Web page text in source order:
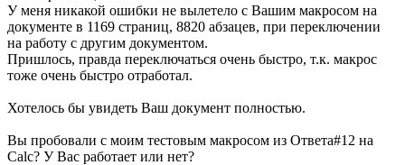
У меня никакой ошибки не вылетело с Вашим макросом на
документе в 1169 страниц, 8820 абзацев, при переключении
на работу с другим документом.
Пришлось, правда переключаться очень быстро, т.к. макрос
тоже очень быстро отработал.
Хотелось бы увидеть Ваш документ полностью.
Вы пробовали с моим тестовым макросом из Ответа#12 на
Calc? У Вас работает или нет?